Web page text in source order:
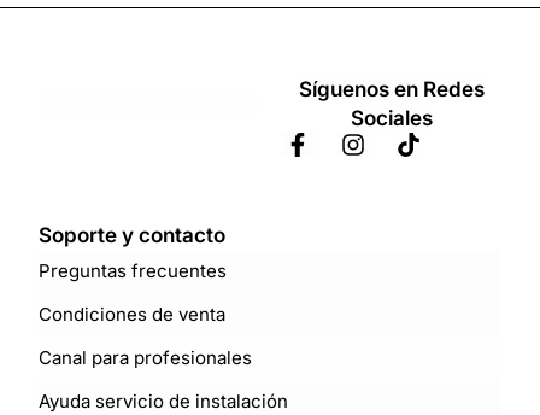
Síguenos en Redes
Sociales
Soporte y contacto
Preguntas frecuentes
Condiciones de venta
Canal para profesionales
Ayuda servicio de instalación